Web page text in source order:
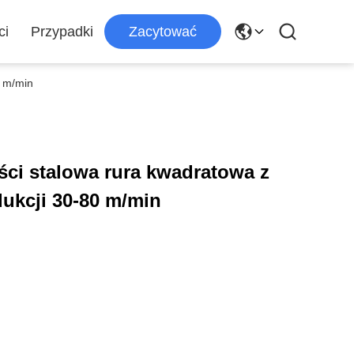
Przypadki Zacytować
min
stalowa rura kwadratowa z
30-80 m/min